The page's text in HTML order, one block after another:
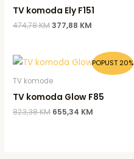
TV komoda Ely F151
474,78KM377,88 KM
POPUST 20%
TV komode
TV komoda Glow F85
823,38KM
Original
price
was:
655,34 KM
Current
price